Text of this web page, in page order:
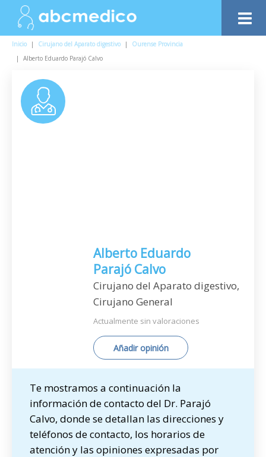
Inicio | Cirujano del Aparato digestivo |
Ourense Provincia
|
Alberto Eduardo Parajó Calvo
Alberto Eduardo
Parajó Calvo
Cirujano del Aparato digestivo,
Cirujano General
Actualmente sin valoraciones
Añadir opinión
Te mostramos a continuación la
información de contacto del Dr. Parajó
Calvo, donde se detallan las direcciones y
teléfonos de contacto, los horarios de
atención y las opiniones expresadas por